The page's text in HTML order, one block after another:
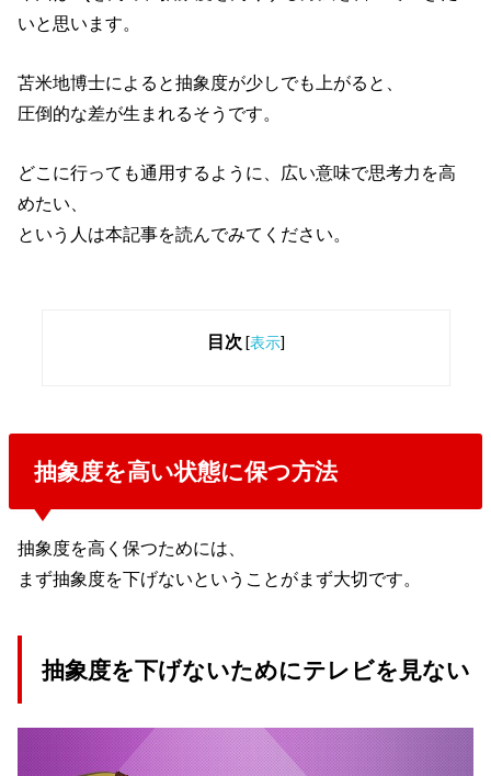
いと思います。
苫米地博士によると抽象度が少しでも上がると、
圧倒的な差が生まれるそうです。
どこに行っても通用するように、広い意味で思考力を高
めたい、
という人は本記事を読んでみてください。
目次 [表示]
抽象度を高い状態に保つ方法
抽象度を高く保つためには、
まず抽象度を下げないということがまず大切です。
抽象度を下げないためにテレビを見ない